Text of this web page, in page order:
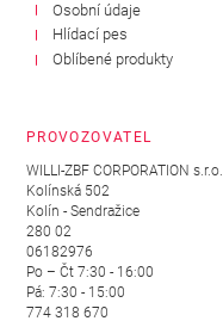
Osobní údaje
Hlídací pes
Oblíbené produkty
PROVOZOVATEL
WILLI-ZBF CORPORATION s.r.o.
Kolínská 502
Kolín - Sendražice
280 02
06182976
Po – Čt 7:30 - 16:00
Pá: 7:30 - 15:00
774 318 670